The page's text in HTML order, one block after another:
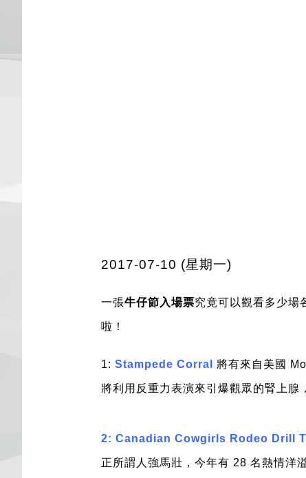
2017-07-10 (星期一)
一張牛仔節入場票究竟可以觀看多少場
啦！
1: Stampede Corral 將有來自美國
將利用反重力表演來引爆觀眾的腎上腺
2: Canadian Cowgirls Rodeo Drill
正所謂人強馬壯，今年有 28 名熱情洋